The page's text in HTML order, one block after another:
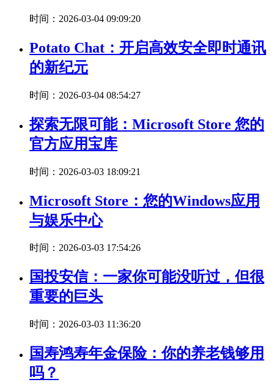
时间：2026-03-04 09:09:20
Potato Chat：开启高效安全即时通讯
的新纪元
时间：2026-03-04 08:54:27
探索无限可能：Microsoft Store 您的
官方应用宝库
时间：2026-03-03 18:09:21
Microsoft Store：您的Windows应用
与娱乐中心
时间：2026-03-03 17:54:26
国投安信：一家你可能没听过，但很
重要的巨头
时间：2026-03-03 11:36:20
国寿鸿寿年金保险：你的养老钱够用
吗？